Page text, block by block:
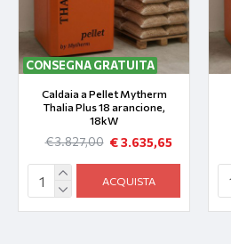
CONSEGNA GRATUITA
Caldaia a Pellet Mytherm
Thalia Plus 18 arancione,
18kW
€ 3.635,65
€ 3.827,00
ACQUISTA